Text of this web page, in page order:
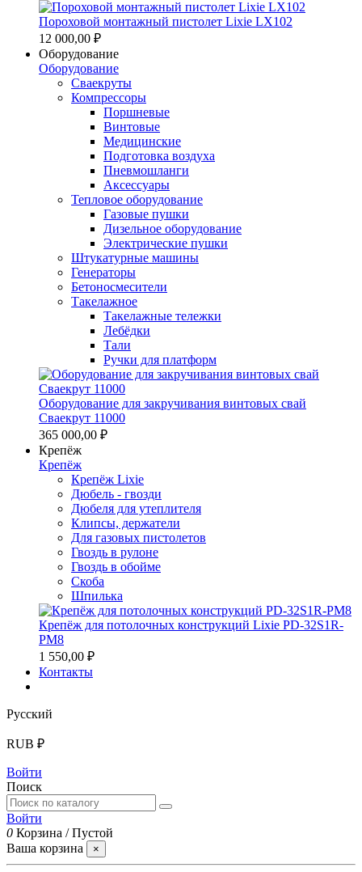
Пороховой монтажный пистолет Lixie LX102
12 000,00 ₽
Оборудование
Оборудование
Сваекруты
Компрессоры
Поршневые
Винтовые
Медицинские
Подготовка воздуха
Пневмошланги
Аксессуары
Тепловое оборудование
Газовые пушки
Дизельное оборудование
Электрические пушки
Штукатурные машины
Генераторы
Бетоносмесители
Такелажное
Такелажные тележки
Лебёдки
Тали
Ручки для платформ
Оборудование для закручивания винтовых свай
Сваекрут 11000
365 000,00 ₽
Крепёж
Крепёж
Крепёж Lixie
Дюбель - гвозди
Дюбеля для утеплителя
Клипсы, держатели
Для газовых пистолетов
Гвоздь в рулоне
Гвоздь в обойме
Скоба
Шпилька
Крепёж для потолочных конструкций Lixie PD-32S1R-
PM8
1 550,00 ₽
Контакты
Русский
RUB ₽
Войти
Поиск
Войти
0 Корзина /Пустой
Ваша корзина
×